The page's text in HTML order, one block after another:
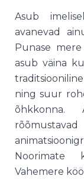
Asub
avanevad
Punase
asub väina
ning suur
õhkkonna.
Noorimate
Vahemere